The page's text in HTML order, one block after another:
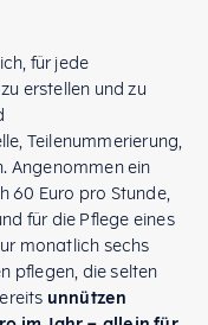
für jede
erstellen und zu
Teilenummerierung,
Angenommen ein
60 Euro pro Stunde,
für die Pflege eines
monatlich sechs
pflegen, die selten
unnützen